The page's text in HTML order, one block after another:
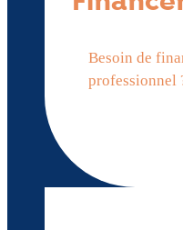
Besoin de
professionnel